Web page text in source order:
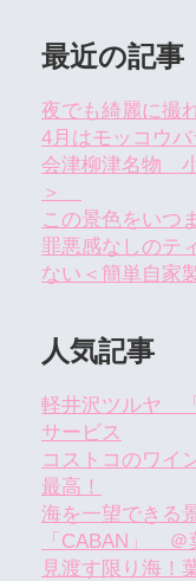
最近の記事
夜でも綺麗に撮
4月はモッコウ
会津柳津名物
＞
この景色をいつ
罪悪感なしのテ
ない＜簡単自家
人気記事
軽井沢ツルヤ
サービス
コストコのワイ
最高！
海を一望できる
「CABAN」 ＠
見渡す限り海！